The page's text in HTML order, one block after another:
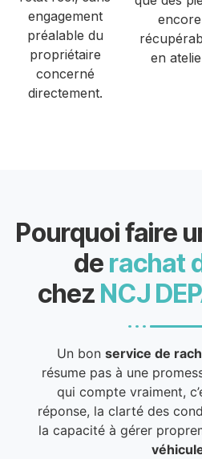
engagement
préalable du
propriétaire
concerné
directement.
encore
en
Pourquoi faire
de rachat
chez NCJ
Un bon service de
résume pas à une
qui compte vraiment,
réponse, la clarté des
la capacité à gérer